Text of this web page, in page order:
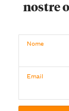
nostre
Nome
Email